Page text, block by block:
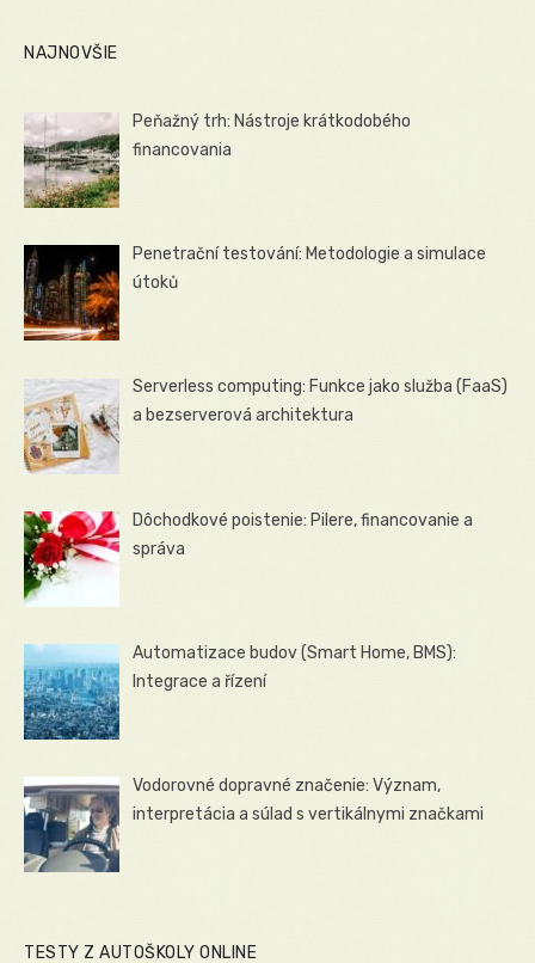
NAJNOVŠIE
Peňažný trh: Nástroje krátkodobého
financovania
Penetrační testování: Metodologie a simulace
útoků
Serverless computing: Funkce jako služba (FaaS)
a bezserverová architektura
Dôchodkové poistenie: Pilere, financovanie a
správa
Automatizace budov (Smart Home, BMS):
Integrace a řízení
Vodorovné dopravné značenie: Význam,
interpretácia a súlad s vertikálnymi značkami
TESTY Z AUTOŠKOLY ONLINE